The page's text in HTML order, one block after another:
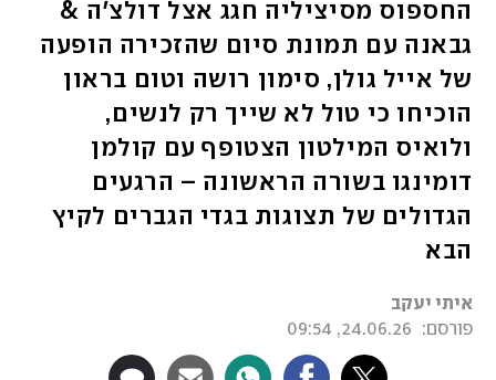
החספוס מסיציליה חגג אצל דולצ'ה &
גבאנה עם תמונת סיום שהזכירה הופעה
של אייל גולן, סימון רושה וטום בראון
הוכיחו כי טול לא שייך רק לנשים,
ולואיס המילטון הצטופף עם קולמן
דומינגו בשורה הראשונה – הרגעים
הגדולים של תצוגות בגדי הגברים לקיץ
הבא
איתי יעקב
פורסם:
24.06.26, 09:54